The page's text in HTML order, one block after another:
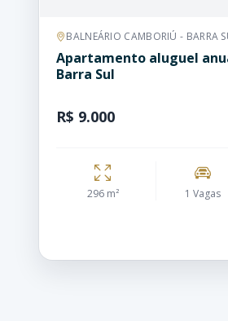
BALNEÁRIO CAMBORIÚ - BARRA
Apartamento aluguel
Barra Sul
R$ 9.000
296 m² 1 Vagas